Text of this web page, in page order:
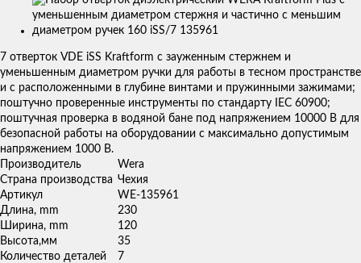
товаров
7 отверток VDE iSS Kraftform с зауженным стержнем и
уменьшенным диаметром ручки для работы в тесном пространстве
и с расположенными в глубине винтами и пружинными зажимами;
поштучно проверенные инструменты по стандарту IEC 60900;
поштучная проверка в водяной бане под напряжением 10000 В для
безопасной работы на оборудовании с максимально допустимым
напряжением 1000 В.
Производитель
Wera
Страна производства Чехия
Артикул
WE-135961
Длина, mm
230
Ширина, mm
120
Высота,мм
35
Количество деталей
7